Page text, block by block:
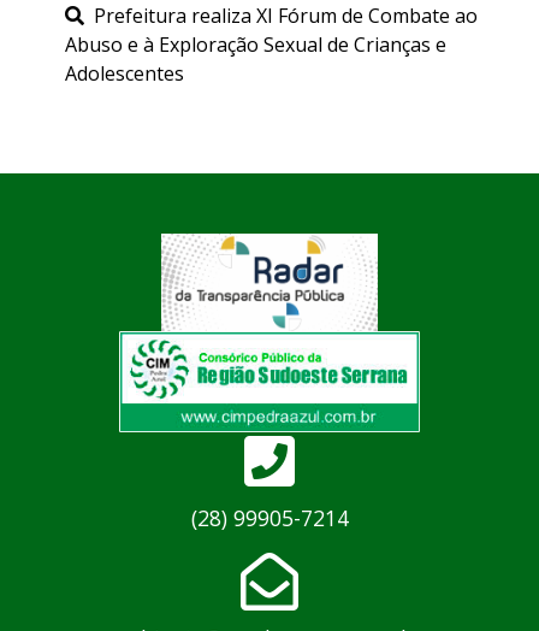
Prefeitura realiza XI Fórum de Combate ao
Abuso e à Exploração Sexual de Crianças e
Adolescentes
(28) 99905-7214